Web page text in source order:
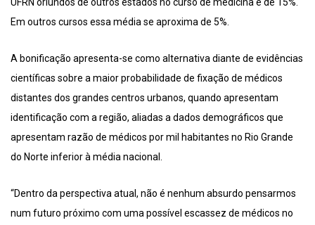
UFRN oriundos de outros estados no curso de medicina é de 15%.
Em outros cursos essa média se aproxima de 5%.
A bonificação apresenta-se como alternativa diante de evidências
científicas sobre a maior probabilidade de fixação de médicos
distantes dos grandes centros urbanos, quando apresentam
identificação com a região, aliadas a dados demográficos que
apresentam razão de médicos por mil habitantes no Rio Grande
do Norte inferior à média nacional.
“Dentro da perspectiva atual, não é nenhum absurdo pensarmos
num futuro próximo com uma possível escassez de médicos no